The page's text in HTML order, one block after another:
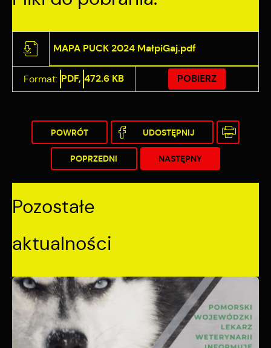
MAPA PUCK 2024 MałpiGaj.pdf
Format: PDF, 472.6 KB POBIERZ
POWRÓT UDOSTĘPNIJ
POPRZEDNI NASTĘPNY
Pozostałe
aktualności